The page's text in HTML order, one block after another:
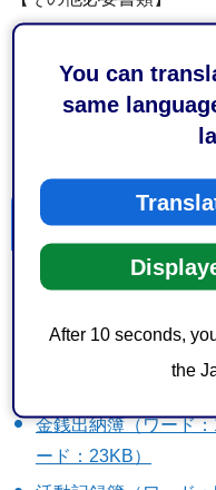
You can
same
After 10 seconds,
the
に記載された事項に
変更収支予算書（ワ
に記載された事項に
補助金実績報告書
実績報告書（ワード
金銭出納簿（ワード
ード：23KB）